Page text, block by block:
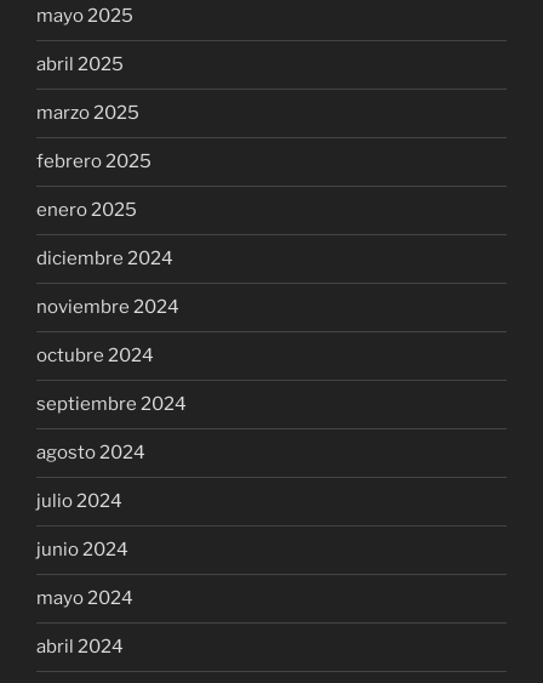
mayo 2025
abril 2025
marzo 2025
febrero 2025
enero 2025
diciembre 2024
noviembre 2024
octubre 2024
septiembre 2024
agosto 2024
julio 2024
junio 2024
mayo 2024
abril 2024